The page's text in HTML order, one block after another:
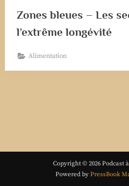
Zones bleues – Les
l’extrême longévité
Alimentation
Copyright © 2026 Podcast
Powered byPressBook